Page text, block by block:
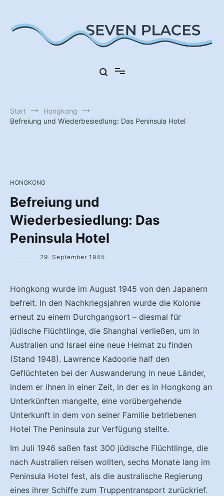
springen
Start
Hongkong
Befreiung und Wiederbesiedlung: Das Peninsula Hotel
HONGKONG
Befreiung und
Wiederbesiedlung: Das
Peninsula Hotel
29. September 1945
Hongkong wurde im August 1945 von den Japanern
befreit. In den Nachkriegsjahren wurde die Kolonie
erneut zu einem Durchgangsort – diesmal für
jüdische Flüchtlinge, die Shanghai verließen, um in
Australien und Israel eine neue Heimat zu finden
(Stand 1948). Lawrence Kadoorie half den
Geflüchteten bei der Auswanderung in neue Länder,
indem er ihnen in einer Zeit, in der es in Hongkong an
Unterkünften mangelte, eine vorübergehende
Unterkunft in dem von seiner Familie betriebenen
Hotel The Peninsula zur Verfügung stellte.
Im Juli 1946 saßen fast 300 jüdische Flüchtlinge, die
nach Australien reisen wollten, sechs Monate lang im
Peninsula Hotel fest, als die australische Regierung
eines ihrer Schiffe zum Truppentransport zurückrief.